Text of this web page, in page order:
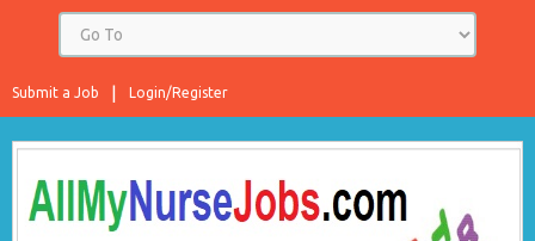
Login/Register
Submit a Job